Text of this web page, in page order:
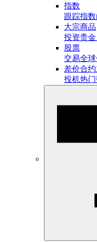
指数
跟踪指数
大宗商品
投资贵金
股票
交易全球
差价合
投机热门